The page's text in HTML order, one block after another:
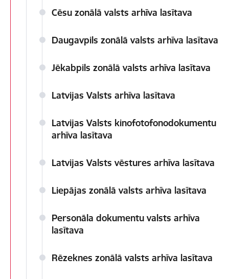
Cēsu zonālā valsts arhīva lasītava
Daugavpils zonālā valsts arhīva lasītava
Jēkabpils zonālā valsts arhīva lasītava
Latvijas Valsts arhīva lasītava
Latvijas Valsts kinofotofonodokumentu
arhīva lasītava
Latvijas Valsts vēstures arhīva lasītava
Liepājas zonālā valsts arhīva lasītava
Personāla dokumentu valsts arhīva
lasītava
Rēzeknes zonālā valsts arhīva lasītava